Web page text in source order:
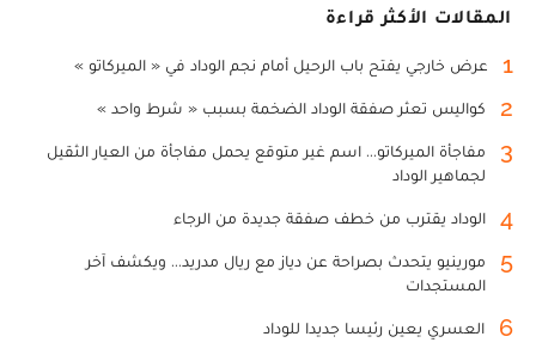
المقالات الأكثر قراءة
1 عرض خارجي يفتح باب الرحيل أمام نجم الوداد في « الميركاتو »
2 كواليس تعثر صفقة الوداد الضخمة بسبب « شرط واحد »
3
مفاجأة الميركاتو... اسم غير متوقع يحمل مفاجأة من العيار الثقيل
لجماهير الوداد
4 الوداد يقترب من خطف صفقة جديدة من الرجاء
5
مورينيو يتحدث بصراحة عن دياز مع ريال مدريد... ويكشف آخر
المستجدات
6 العسري يعين رئيسا جديدا للوداد